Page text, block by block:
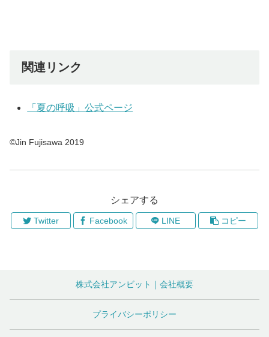
関連リンク
「夏の呼吸」公式ページ
©Jin Fujisawa 2019
シェアする
Twitter Facebook LINE コピー
株式会社アンビット｜会社概要
プライバシーポリシー